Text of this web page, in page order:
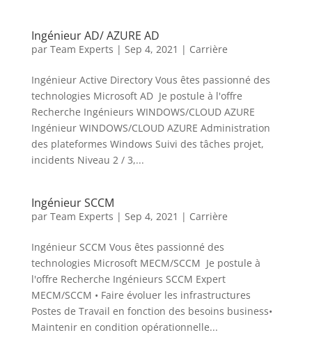
Ingénieur AD/ AZURE AD
par Team Experts | Sep 4, 2021 | Carrière
Ingénieur Active Directory Vous êtes passionné des
technologies Microsoft AD Je postule à l'offre
Recherche Ingénieurs WINDOWS/CLOUD AZURE
Ingénieur WINDOWS/CLOUD AZURE Administration
des plateformes Windows Suivi des tâches projet,
incidents Niveau 2 / 3,...
Ingénieur SCCM
par Team Experts | Sep 4, 2021 | Carrière
Ingénieur SCCM Vous êtes passionné des
technologies Microsoft MECM/SCCM Je postule à
l'offre Recherche Ingénieurs SCCM Expert
MECM/SCCM • Faire évoluer les infrastructures
Postes de Travail en fonction des besoins business•
Maintenir en condition opérationnelle...